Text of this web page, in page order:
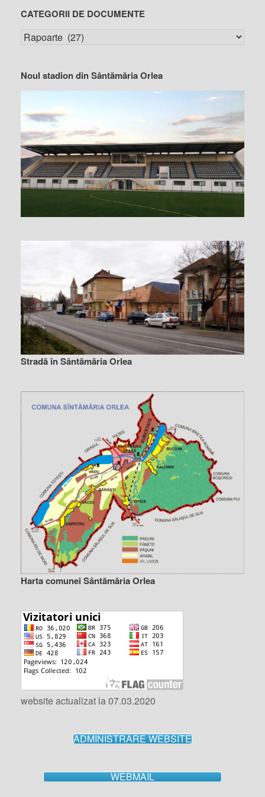
CATEGORII DE DOCUMENTE
Noul stadion din Sântămăria Orlea
Stradă în Sântămăria Orlea
Harta comunei Sântămăria Orlea
website actualizat la 07.03.2020
ADMINISTRARE WEBSITE
WEBMAIL